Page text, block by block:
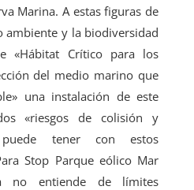
Marina. A estas figuras de
ambiente y la biodiversidad
«Hábitat Crítico para los
del medio marino que
una instalación de este
«riesgos de colisión y
puede tener con estos
Stop Parque eólico Mar
no entiende de límites